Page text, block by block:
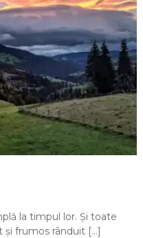
la timpul lor. Și toate
și frumos rânduit […]